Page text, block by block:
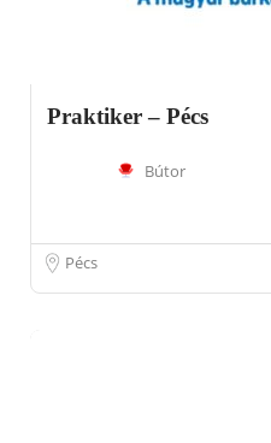
Praktiker – Pécs
Bútor
Pécs